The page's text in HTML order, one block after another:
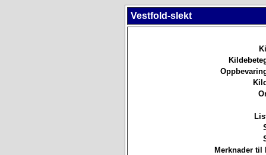
Vestfold-slekt
Merknader til